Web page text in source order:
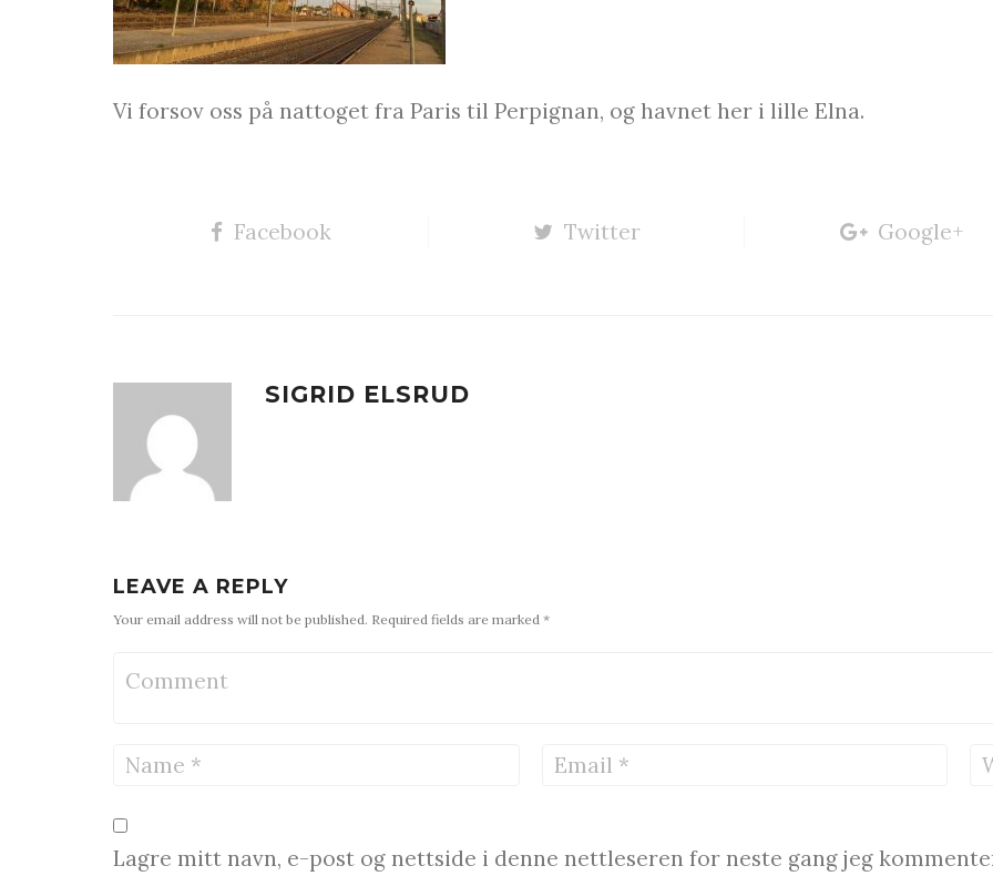
Vi forsov oss på nattoget fra Paris til Perpignan, og havnet her i lille Elna.
Facebook Twitter Google+
SIGRID ELSRUD
LEAVE A REPLY
Your email address will not be published. Required fields are marked *
Lagre mitt navn, e-post og nettside i denne nettleseren for neste gang jeg